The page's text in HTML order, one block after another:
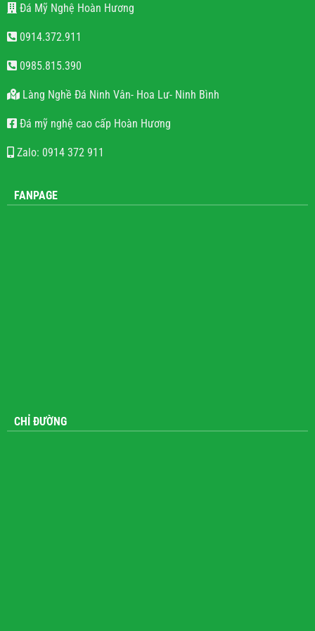
Đá Mỹ Nghệ Hoàn Hương
0914.372.911
0985.815.390
Làng Nghề Đá Ninh Vân- Hoa Lư- Ninh Bình
Đá mỹ nghệ cao cấp Hoàn Hương